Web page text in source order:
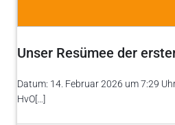
Unser Resümee der
Datum: 14. Februar 2026 um 7:29
HvO[…]